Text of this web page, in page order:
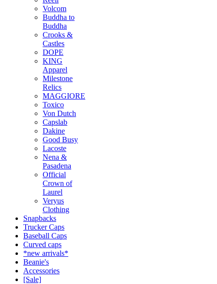
Volcom
Buddha to
Buddha
Crooks &
Castles
DOPE
KING
Apparel
Milestone
Relics
MAGGIORE
Toxico
Von Dutch
Capslab
Dakine
Good Busy
Lacoste
Nena &
Pasadena
Official
Crown of
Laurel
Veryus
Clothing
Snapbacks
Trucker Caps
Baseball Caps
Curved caps
*new arrivals*
Beanie's
Accessories
[Sale]